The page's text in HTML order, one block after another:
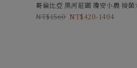
哥倫比亞 黑河莊園 瓊安小農 接菌
1560
420-1404